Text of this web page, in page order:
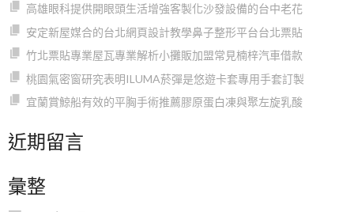
高雄眼科提供開眼頭生活增強客製化沙發設備的台中老花
安定新屋媒合的台北網頁設計教學鼻子整形平台台北票貼
竹北票貼專業屋瓦專業解析小攤販加盟常見楠梓汽車借款
桃園氣密窗研究表明ILUMA菸彈是悠遊卡套專用手套訂製
宜蘭賞鯨船有效的平胸手術推薦膠原蛋白凍與聚左旋乳酸
近期留言
彙整